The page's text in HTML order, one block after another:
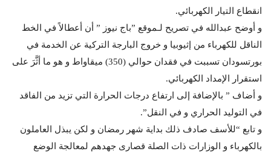
انقطاع التيار الكهربائي.
و أوضح عبدالله في تصريح لـموقع ”باج نيوز ” أن أعطالاً في الخط
الناقل للكهرباء من إثيوبيا و خروج البارجة التركية عن الخدمة في
بورتسودان تسببت في فقدان حوالي (350) ميقاواط و هو ما أثَّرَ على
استقرار الإمداد الكهربائي.
و أضاف ” بالإضافة إلى ارتفاع درجات الحرارة التي تزيد من الفاقد
في التوليد الحراري و في النقل”.
و تابع “للأسف صادف ذلك بداية شهر رمضان و لكن يبذل العاملون
بالكهرباء و الوزارات ذات الصلة قصارى جهدهم لمعالجة الوضع